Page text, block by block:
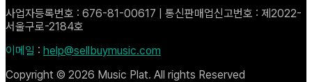
사업자등록번호 : 676-81-00617 | 통신판매업신고번호 : 제2022-
서울구로-2184호
이메일 : help@sellbuymusic.com
Copyright © 2026 Music Plat. All rights Reserved